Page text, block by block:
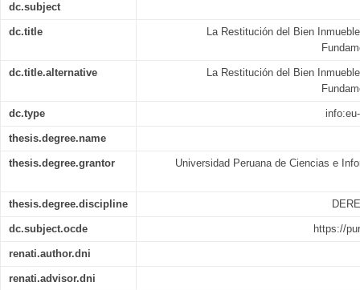
dc.subject
dc.title
La Restitución del Bien
dc.title.alternative
La Restitución del Bien
dc.type
thesis.degree.name
thesis.degree.grantor Universidad Peruana de Ciencias e
thesis.degree.discipline
dc.subject.ocde https://
renati.author.dni
renati.advisor.dni